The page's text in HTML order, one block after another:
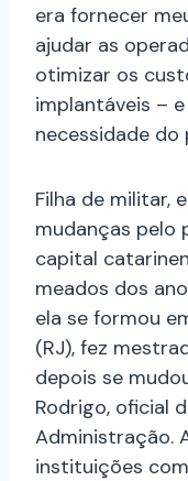
era fornecer
ajudar as
otimizar os
implantáveis –
necessidade do
Filha de militar,
mudanças pelo
capital
meados dos
ela se formou
(RJ), fez
depois se
Rodrigo, oficial
Administração.
instituições